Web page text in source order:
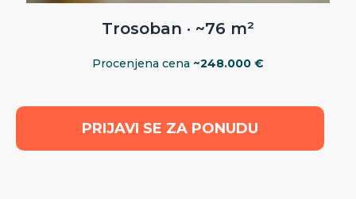
Trosoban · ~76 m²
Procenjena cena ~248.000 €
PRIJAVI SE ZA PONUDU